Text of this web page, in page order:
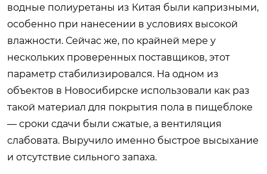
водные полиуретаны из Китая были капризными,
особенно при нанесении в условиях высокой
влажности. Сейчас же, по крайней мере у
нескольких проверенных поставщиков, этот
параметр стабилизировался. На одном из
объектов в Новосибирске использовали как раз
такой материал для покрытия пола в пищеблоке
— сроки сдачи были сжатые, а вентиляция
слабовата. Выручило именно быстрое высыхание
и отсутствие сильного запаха.